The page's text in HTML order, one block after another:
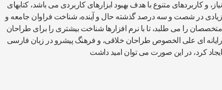
نیاز، و کاربردهای متنوع با هدف بهبود ابزارهای کاربردی می باشد، کتابهای
زیادی در شصت و سه درصد گذشته حال و آینده، شناخت فراوان جامعه و
متخصصان را می طلبد، تا با نرم افزارها شناخت بیشتری را برای طراحان
رایانه ای علی الخصوص طراحان خلاقی، و فرهنگ پیشرو در زبان فارسی
ایجاد کرد، در این صورت می توان امید داشت